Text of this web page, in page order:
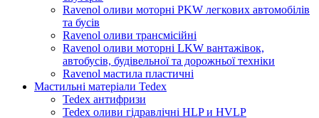
Ravenol оливи моторні PKW легкових автомобілів
та бусів
Ravenol оливи трансмісійні
Ravenol оливи моторні LKW вантажівок,
автобусів, будівельної та дорожньої техніки
Ravenol мастила пластичні
Мастильні матеріали Tedex
Tedex антифризи
Tedex оливи гідравлічні HLP и HVLP